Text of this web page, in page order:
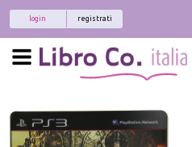
registrati
login